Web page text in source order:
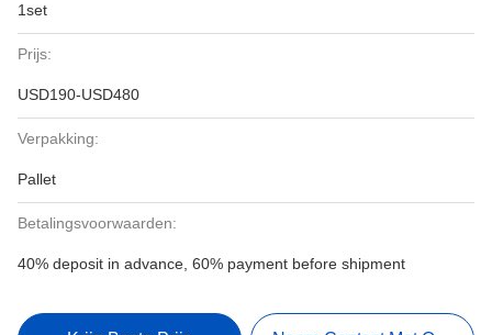
1set
Prijs:
USD190-USD480
Verpakking:
Pallet
Betalingsvoorwaarden:
40% deposit in advance, 60% payment before shipment